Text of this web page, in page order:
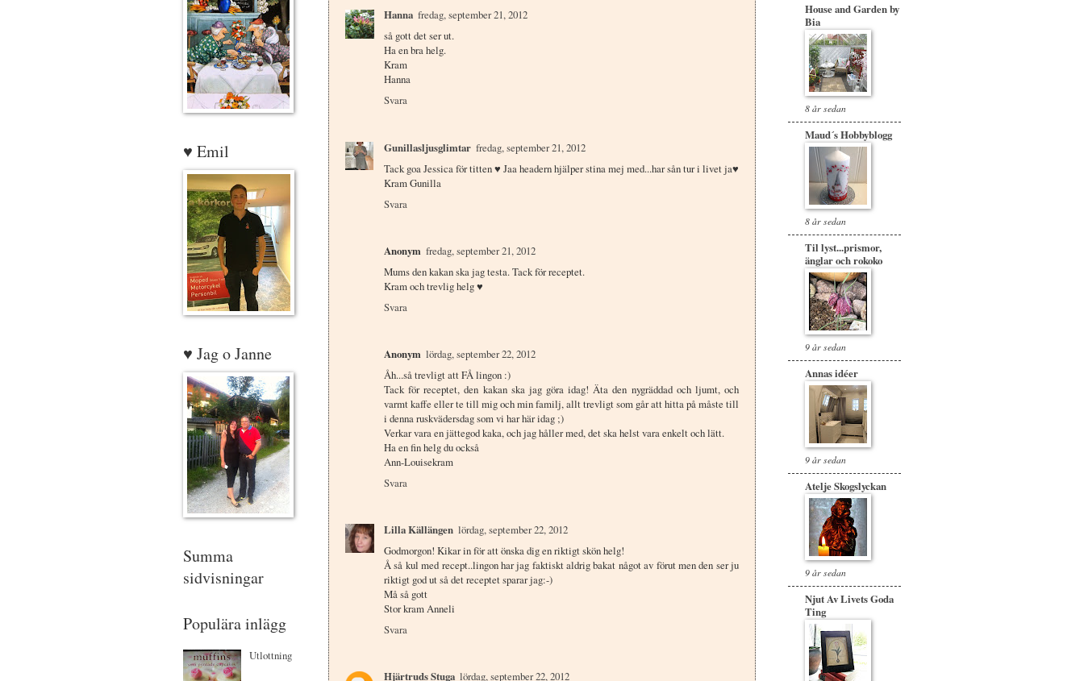
Hanna fredag, september 21, 2012
så gott det ser ut.
Ha en bra helg.
Kram
Hanna
Svara
Gunillasljusglimtar fredag, september 21, 2012
Tack goa Jessica för titten ♥ Jaa headern hjälper stina mej med...har sån tur i livet ja♥
Kram Gunilla
Svara
Anonym fredag, september 21, 2012
Mums den kakan ska jag testa. Tack för receptet.
Kram och trevlig helg ♥
Svara
Anonym lördag, september 22, 2012
Åh...så trevligt att FÅ lingon :)
Tack för receptet, den kakan ska jag göra idag! Äta den nygräddad och ljumt, och
varmt kaffe eller te till mig och min familj, allt trevligt som går att hitta på måste till
i denna ruskvädersdag som vi har här idag ;)
Verkar vara en jättegod kaka, och jag håller med, det ska helst vara enkelt och lätt.
Ha en fin helg du också
Ann-Louisekram
Svara
Lilla Källängen lördag, september 22, 2012
Godmorgon! Kikar in för att önska dig en riktigt skön helg!
Å så kul med recept..lingon har jag faktiskt aldrig bakat något av förut men den ser ju
riktigt god ut så det receptet sparar jag:-)
Må så gott
Stor kram Anneli
Svara
Hjärtruds Stuga lördag, september 22, 2012
♥ Emil
♥ Jag o Janne
Summa
sidvisningar
Populära inlägg
Utlottning
House and Garden by
Bia
8 år sedan
Maud´s Hobbyblogg
8 år sedan
Til lyst...prismor,
änglar och rokoko
9 år sedan
Annas idéer
9 år sedan
Atelje Skogslyckan
9 år sedan
Njut Av Livets Goda
Ting